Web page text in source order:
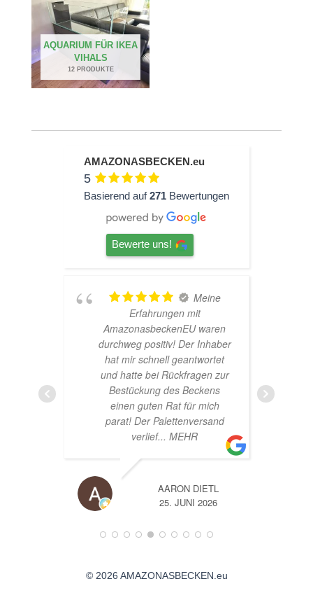
AQUARIUM FÜR IKEA
VIHALS
12 PRODUKTE
AMAZONASBECKEN.eu
5
Basierend auf271 Bewertungen
Bewerte uns!
TOP
Hardscape im Laden und
sehr nette Beratung! Ich bin
super Glücklich mit meinem
Beståbecken
A
14. JUNI 2026
© 2026 AMAZONASBECKEN.eu